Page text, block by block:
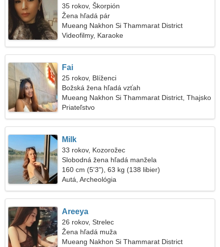
35 rokov, Škorpión
Žena hľadá pár
Mueang Nakhon Si Thammarat District
Videofilmy, Karaoke
Fai
25 rokov, Blíženci
Božská žena hľadá vzťah
Mueang Nakhon Si Thammarat District, Thajsko
Priateľstvo
Milk
33 rokov, Kozorožec
Slobodná žena hľadá manžela
160 cm (5'3"), 63 kg (138 libier)
Autá, Archeológia
Areeya
26 rokov, Strelec
Žena hľadá muža
Mueang Nakhon Si Thammarat District